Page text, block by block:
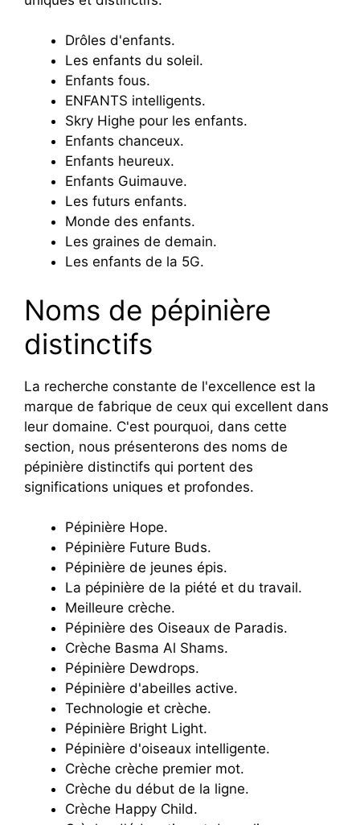
Drôles d'enfants.
Les enfants du soleil.
Enfants fous.
ENFANTS intelligents.
Skry Highe pour les enfants.
Enfants chanceux.
Enfants heureux.
Enfants Guimauve.
Les futurs enfants.
Monde des enfants.
Les graines de demain.
Les enfants de la 5G.
Noms de pépinière
distinctifs
La recherche constante de l'excellence est la
marque de fabrique de ceux qui excellent dans
leur domaine. C'est pourquoi, dans cette
section, nous présenterons des noms de
pépinière distinctifs qui portent des
significations uniques et profondes.
Pépinière Hope.
Pépinière Future Buds.
Pépinière de jeunes épis.
La pépinière de la piété et du travail.
Meilleure crèche.
Pépinière des Oiseaux de Paradis.
Crèche Basma Al Shams.
Pépinière Dewdrops.
Pépinière d'abeilles active.
Technologie et crèche.
Pépinière Bright Light.
Pépinière d'oiseaux intelligente.
Crèche crèche premier mot.
Crèche du début de la ligne.
Crèche Happy Child.